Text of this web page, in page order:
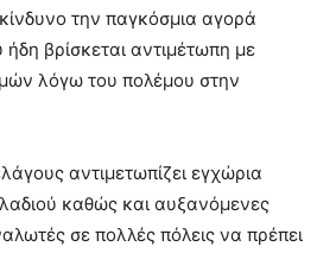
την παγκόσμια αγορά
βρίσκεται αντιμέτωπη με
λόγω του πολέμου στην
αντιμετωπίζει εγχώρια
καθώς και αυξανόμενες
σε πολλές πόλεις να πρέπει